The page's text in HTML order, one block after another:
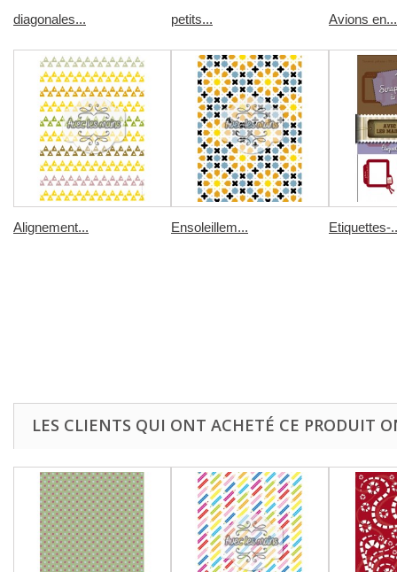
diagonales... petits... Avions en...
Alignement... Ensoleillem... Etiquettes-
LES CLIENTS QUI ONT ACHETÉ CE PRODUIT